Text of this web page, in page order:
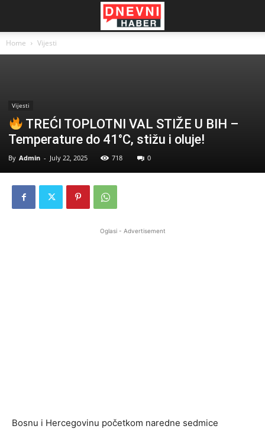
Home Vijesti
Vijesti
TREĆI TOPLOTNI VAL STIŽE U BIH –
Temperature do 41°C, stižu i oluje!
By Admin - July 22, 2025 718 0
Oglasi - Advertisement
Bosnu i Hercegovinu početkom naredne sedmice